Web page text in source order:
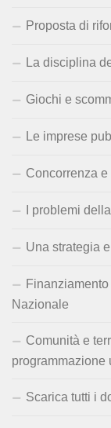
Proposta di
La disciplina
Giochi e
Le imprese
Concorrenza e
I problemi
Una strategia
Nazionale
Comunità e
programmazione
Scarica tutti i